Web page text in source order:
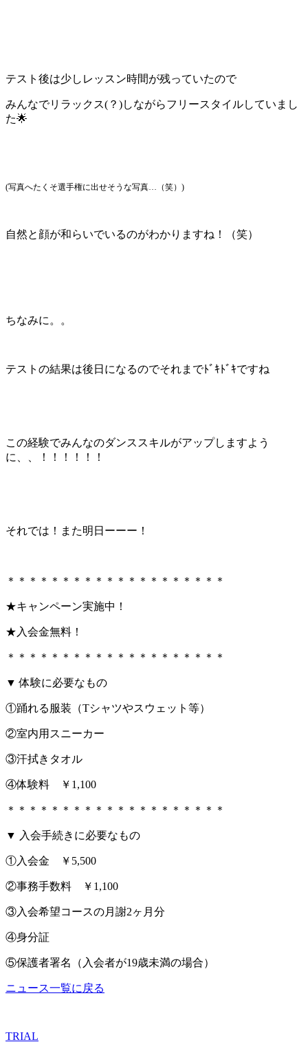
テスト後は少しレッスン時間が残っていたので
みんなでリラックス(？)しながらフリースタイルしていまし
た🌟
(写真へたくそ選手権に出せそうな写真…（笑）)
自然と顔が和らいでいるのがわかりますね！（笑）
ちなみに。。
テストの結果は後日になるのでそれまでﾄﾞｷﾄﾞｷですね
この経験でみんなのダンススキルがアップしますよう
に、、！！！！！！
それでは！また明日ーーー！
＊＊＊＊＊＊＊＊＊＊＊＊＊＊＊＊＊＊＊＊
★キャンペーン実施中！
★入会金無料！
＊＊＊＊＊＊＊＊＊＊＊＊＊＊＊＊＊＊＊＊
▼ 体験に必要なもの
①踊れる服装（Tシャツやスウェット等）
②室内用スニーカー
③汗拭きタオル
④体験料 ￥1,100
＊＊＊＊＊＊＊＊＊＊＊＊＊＊＊＊＊＊＊＊
▼ 入会手続きに必要なもの
①入会金 ￥5,500
②事務手数料 ￥1,100
③入会希望コースの月謝2ヶ月分
④身分証
⑤保護者署名（入会者が19歳未満の場合）
ニュース一覧に戻る
TRIAL